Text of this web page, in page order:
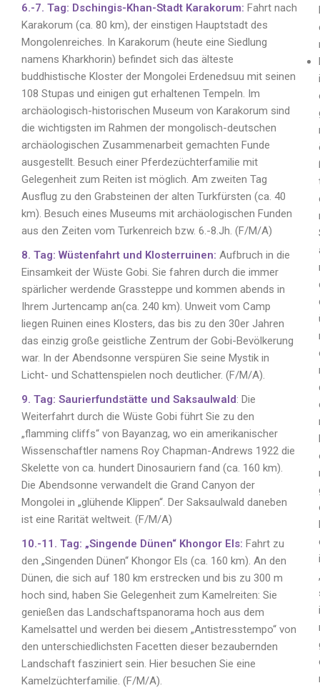
6.-7. Tag: Dschingis-Khan-Stadt Karakorum: Fahrt nach
Karakorum (ca. 80 km), der einstigen Hauptstadt des
Mongolenreiches. In Karakorum (heute eine Siedlung
namens Kharkhorin) befindet sich das älteste
buddhistische Kloster der Mongolei Erdenedsuu mit seinen
108 Stupas und einigen gut erhaltenen Tempeln. Im
archäologisch-historischen Museum von Karakorum sind
die wichtigsten im Rahmen der mongolisch-deutschen
archäologischen Zusammenarbeit gemachten Funde
ausgestellt. Besuch einer Pferdezüchterfamilie mit
Gelegenheit zum Reiten ist möglich. Am zweiten Tag
Ausflug zu den Grabsteinen der alten Turkfürsten (ca. 40
km). Besuch eines Museums mit archäologischen Funden
aus den Zeiten vom Turkenreich bzw. 6.-8.Jh. (F/M/A)
8. Tag: Wüstenfahrt und Klosterruinen: Aufbruch in die
Einsamkeit der Wüste Gobi. Sie fahren durch die immer
spärlicher werdende Grassteppe und kommen abends in
Ihrem Jurtencamp an(ca. 240 km). Unweit vom Camp
liegen Ruinen eines Klosters, das bis zu den 30er Jahren
das einzig große geistliche Zentrum der Gobi-Bevölkerung
war. In der Abendsonne verspüren Sie seine Mystik in
Licht- und Schattenspielen noch deutlicher. (F/M/A).
9. Tag: Saurierfundstätte und Saksaulwald: Die
Weiterfahrt durch die Wüste Gobi führt Sie zu den
„flamming cliffs“ von Bayanzag, wo ein amerikanischer
Wissenschaftler namens Roy Chapman-Andrews 1922 die
Skelette von ca. hundert Dinosauriern fand (ca. 160 km).
Die Abendsonne verwandelt die Grand Canyon der
Mongolei in „glühende Klippen“. Der Saksaulwald daneben
ist eine Rarität weltweit. (F/M/A)
10.-11. Tag: „Singende Dünen“ Khongor Els: Fahrt zu
den „Singenden Dünen“ Khongor Els (ca. 160 km). An den
Dünen, die sich auf 180 km erstrecken und bis zu 300 m
hoch sind, haben Sie Gelegenheit zum Kamelreiten: Sie
genießen das Landschaftspanorama hoch aus dem
Kamelsattel und werden bei diesem „Antistresstempo“ von
den unterschiedlichsten Facetten dieser bezaubernden
Landschaft fasziniert sein. Hier besuchen Sie eine
Kamelzüchterfamilie. (F/M/A).
l
i
l
i
i